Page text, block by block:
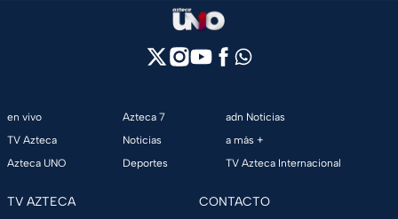
en vivo
TV Azteca
Azteca UNO
Azteca 7
Noticias
Deportes
adn Noticias
a más +
TV Azteca Internacional
TV AZTECA CONTACTO